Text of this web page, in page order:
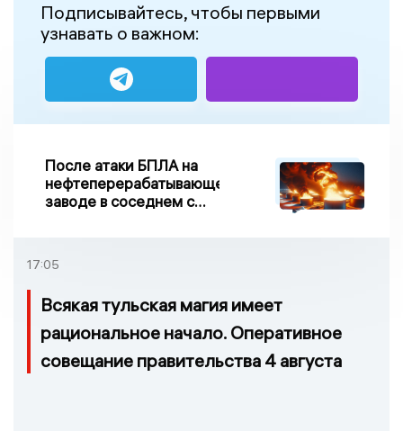
Подписывайтесь, чтобы первыми
узнавать о важном:
После атаки БПЛА на
нефтеперерабатывающем
заводе в соседнем с
возгорание
17:05
Всякая тульская магия имеет
рациональное начало. Оперативное
совещание правительства 4 августа